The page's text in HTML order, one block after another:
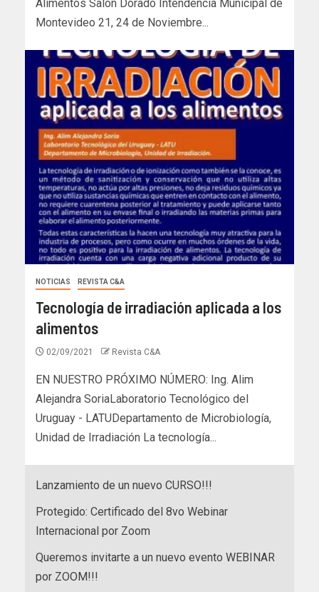
Alimentos Salón Dorado Intendencia Municipal de
Montevideo 21, 24 de Noviembre...
NOTICIAS REVISTA C&A
Tecnología de irradiación aplicada a los
alimentos
02/09/2021 Revista C&A
EN NUESTRO PRÓXIMO NÚMERO: Ing. Alim
Alejandra SoriaLaboratorio Tecnológico del
Uruguay - LATUDepartamento de Microbiología,
Unidad de Irradiación La tecnología...
Lanzamiento de un nuevo CURSO!!!
Protegido: Certificado del 8vo Webinar
Internacional por Zoom
Queremos invitarte a un nuevo evento WEBINAR
por ZOOM!!!